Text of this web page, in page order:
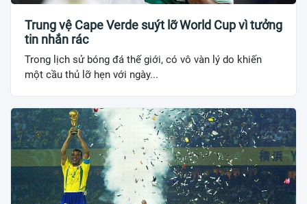
Trung vệ Cape Verde suýt lỡ World Cup vì tưởng
tin nhắn rác
Trong lịch sử bóng đá thế giới, có vô vàn lý do khiến
một cầu thủ lỡ hẹn với ngày...